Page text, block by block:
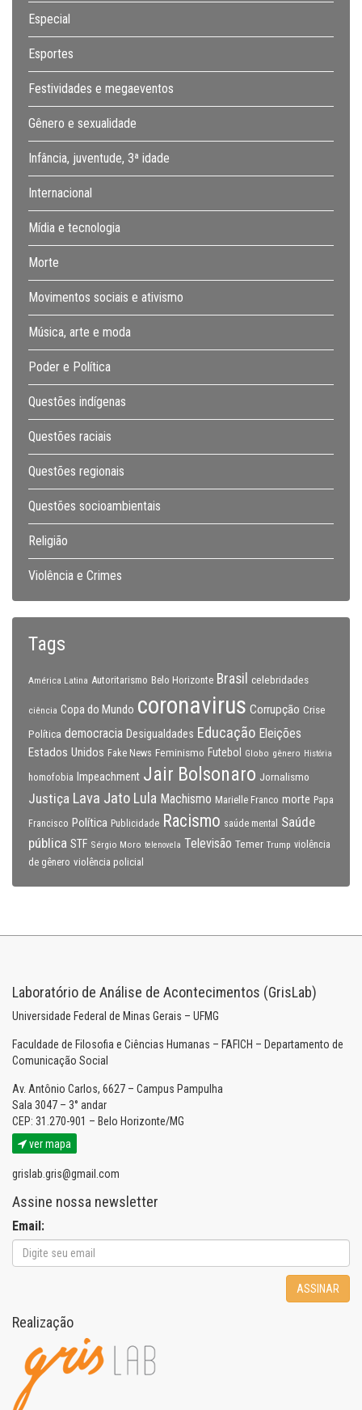
Especial
Esportes
Festividades e megaeventos
Gênero e sexualidade
Infância, juventude, 3ª idade
Internacional
Mídia e tecnologia
Morte
Movimentos sociais e ativismo
Música, arte e moda
Poder e Política
Questões indígenas
Questões raciais
Questões regionais
Questões socioambientais
Religião
Violência e Crimes
Tags
América Latina Autoritarismo Belo Horizonte Brasil celebridades
ciência Copa do Mundo coronavirus Corrupção Crise
Política democracia Desigualdades Educação Eleições
Estados Unidos Fake News Feminismo Futebol Globo gênero História
homofobia Impeachment Jair Bolsonaro Jornalismo
Justiça Lava Jato Lula Machismo Marielle Franco morte Papa
Francisco Política Publicidade Racismo saúde mental
Saúde
pública STF Sérgio Moro telenovela Televisão Temer Trump violência
de gênero violência policial
Laboratório de Análise de Acontecimentos (GrisLab)
Universidade Federal de Minas Gerais – UFMG
Faculdade de Filosofia e Ciências Humanas – FAFICH – Departamento de
Comunicação Social
Av. Antônio Carlos, 6627 – Campus Pampulha
Sala 3047 – 3° andar
CEP: 31.270-901 – Belo Horizonte/MG
ver mapa
grislab.gris@gmail.com
Assine nossa newsletter
Email:
ASSINAR
Realização